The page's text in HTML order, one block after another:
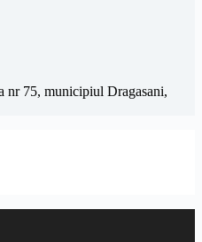
nr 75, municipiul Dragasani,